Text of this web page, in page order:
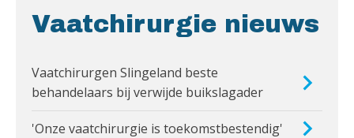
Vaatchirurgie nieuws
Vaatchirurgen Slingeland beste
behandelaars bij verwijde buikslagader
'Onze vaatchirurgie is toekomstbestendig'